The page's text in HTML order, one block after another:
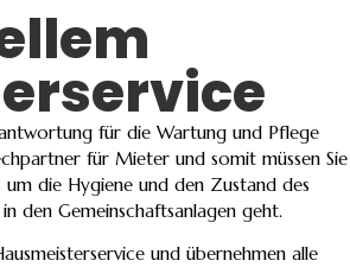
für die Wartung und Pflege
für Mieter und somit müssen Sie
die Hygiene und den Zustand des
den Gemeinschaftsanlagen geht.
und übernehmen alle